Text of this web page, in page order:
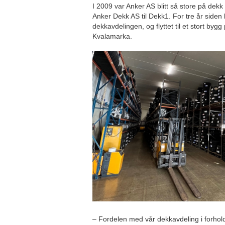
I 2009 var Anker AS blitt så store på
Anker Dekk AS til Dekk1. For tre år
dekkavdelingen, og flyttet til et stort bygg
Kvalamarka.
– Fordelen med vår dekkavdeling i